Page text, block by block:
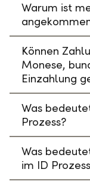
Warum ist
Können
Monese,
Einzahlung
Was
Prozess?
Was
im ID